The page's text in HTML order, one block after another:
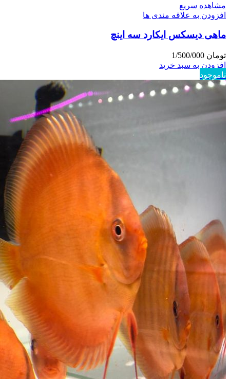
مشاهده سریع
افزودن به علاقه مندی ها
ماهی دیسکس ایکارد سه اینچ
تومان
افزودن به سبد خرید
ناموجود